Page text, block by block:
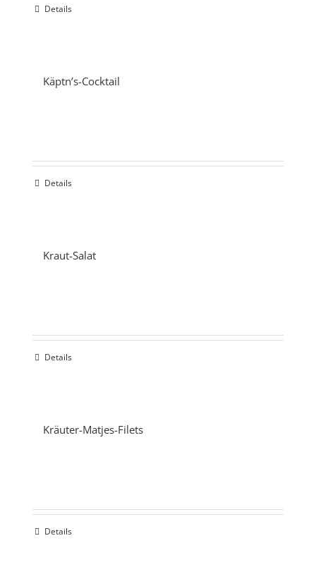
Details
Käptn’s-Cocktail
Details
Kraut-Salat
Details
Kräuter-Matjes-Filets
Details